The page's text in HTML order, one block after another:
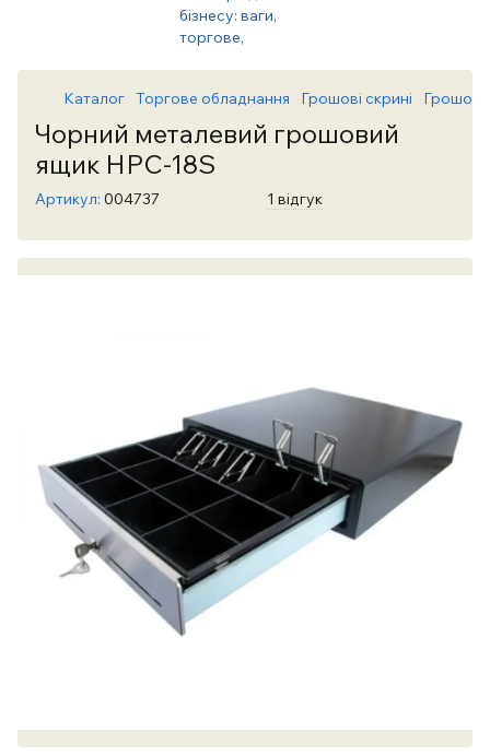
Каталог Торгове обладнання Грошові скрині Грошові
Чорний металевий грошовий
ящик HPC-18S
Артикул: 004737 1 відгук